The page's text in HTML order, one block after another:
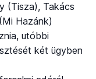
(Tisza), Takács
Hazánk)
utóbbi
két ügyben